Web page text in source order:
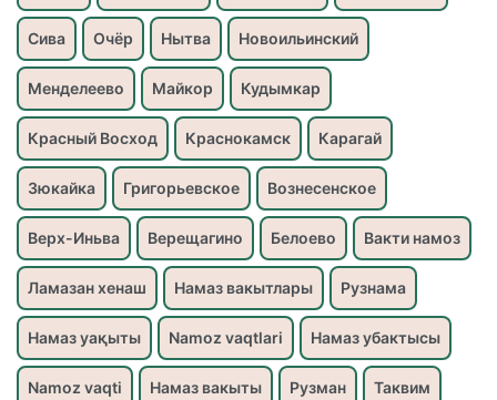
Сива Очёр Нытва Новоильинский
Менделеево Майкор Кудымкар
Красный Восход Краснокамск Карагай
Зюкайка Григорьевское Вознесенское
Верх-Иньва Верещагино Белоево Вакти намоз
Ламазан хенаш Намаз вакытлары Рузнама
Намаз уақыты Namoz vaqtlari Намаз убактысы
Namoz vaqti Намаз вакыты Рузман Таквим